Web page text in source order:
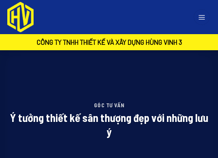
Skip
content
CÔNG TY TNHH THIẾT KẾ VÀ XÂY DỰNG HÙNG VINH 3
GÓC TƯ VẤN
Ý tưởng thiết kế sân thượng đẹp với những lưu
ý